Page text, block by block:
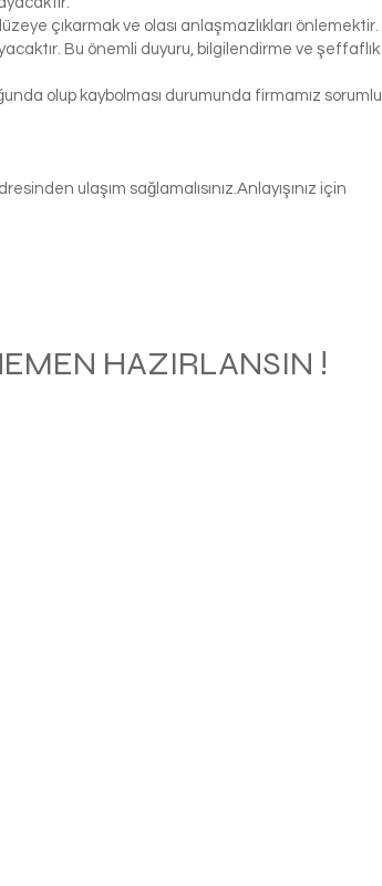
çıkarmak ve olası anlaşmazlıkları önlemektir.
Bu önemli duyuru, bilgilendirme ve şeffaflık
olup kaybolması durumunda firmamız sorumlu
ulaşım sağlamalısınız.Anlayışınız için
HAZIRLANSIN !